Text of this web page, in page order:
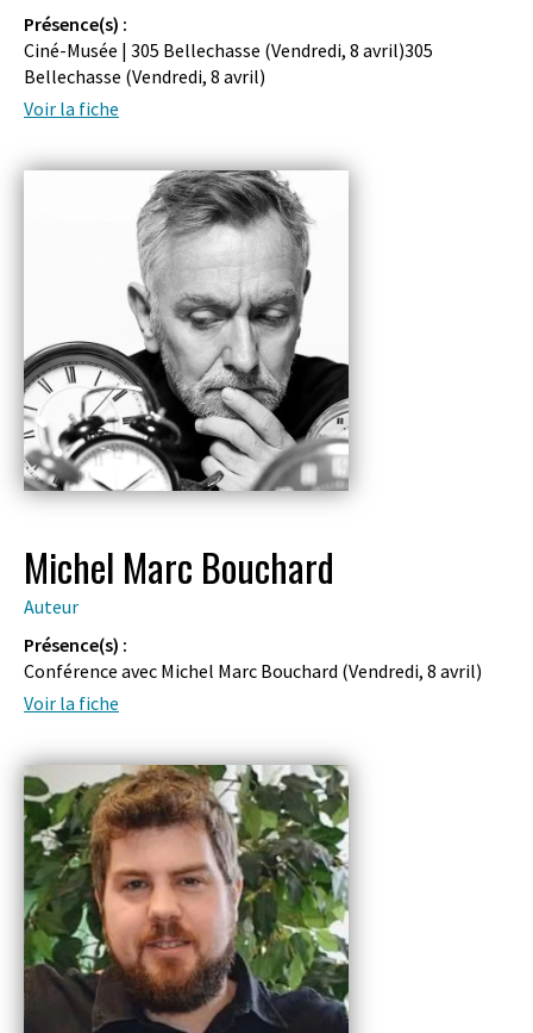
Présence(s) :
Ciné-Musée | 305 Bellechasse (Vendredi, 8 avril)305
Bellechasse (Vendredi, 8 avril)
Voir la fiche
Michel Marc Bouchard
Auteur
Présence(s) :
Conférence avec Michel Marc Bouchard (Vendredi, 8 avril)
Voir la fiche